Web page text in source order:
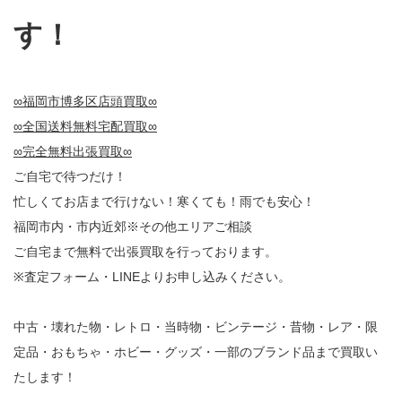
す！
∞福岡市博多区店頭買取∞
∞全国送料無料宅配買取∞
∞完全無料出張買取∞
ご自宅で待つだけ！
忙しくてお店まで行けない！寒くても！雨でも安心！
福岡市内・市内近郊※その他エリアご相談
ご自宅まで無料で出張買取を行っております。
※査定フォーム・LINEよりお申し込みください。
中古・壊れた物・レトロ・当時物・ビンテージ・昔物・レア・限
定品・おもちゃ・ホビー・グッズ・一部のブランド品まで買取い
たします！